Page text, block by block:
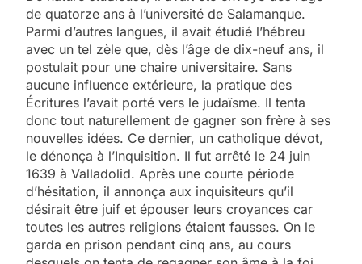
de quatorze ans à l’université de Salamanque.
Parmi d’autres langues, il avait étudié l’hébreu
avec un tel zèle que, dès l’âge de dix-neuf ans, il
postulait pour une chaire universitaire. Sans
aucune influence extérieure, la pratique des
Écritures l’avait porté vers le judaïsme. Il tenta
donc tout naturellement de gagner son frère à ses
nouvelles idées. Ce dernier, un catholique dévot,
le dénonça à l’Inquisition. Il fut arrêté le 24 juin
1639 à Valladolid. Après une courte période
d’hésitation, il annonça aux inquisiteurs qu’il
désirait être juif et épouser leurs croyances car
toutes les autres religions étaient fausses. On le
garda en prison pendant cinq ans, au cours